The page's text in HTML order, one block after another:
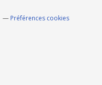
Préférences cookies